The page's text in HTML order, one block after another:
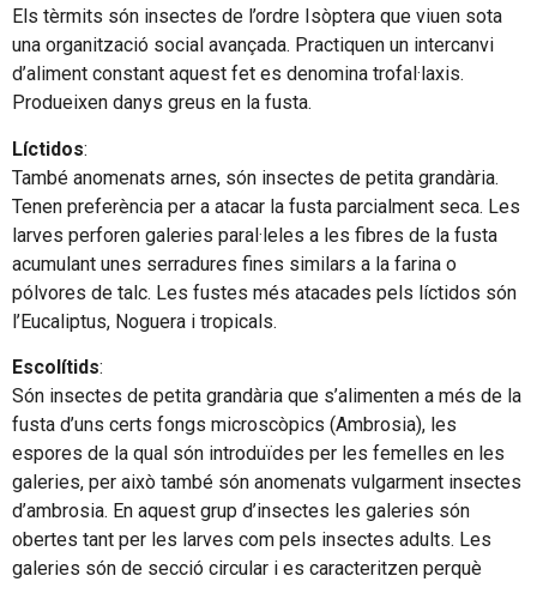
Els tèrmits són insectes de l’ordre Isòptera que viuen sota
una organització social avançada. Practiquen un intercanvi
d’aliment constant aquest fet es denomina trofal·laxis.
Produeixen danys greus en la fusta.
Líctidos:
També anomenats arnes, són insectes de petita grandària.
Tenen preferència per a atacar la fusta parcialment seca. Les
larves perforen galeries paral·leles a les fibres de la fusta
acumulant unes serradures fines similars a la farina o
pólvores de talc. Les fustes més atacades pels líctidos són
l’Eucaliptus, Noguera i tropicals.
Escolítids:
Són insectes de petita grandària que s’alimenten a més de la
fusta d’uns certs fongs microscòpics (Ambrosia), les
espores de la qual són introduïdes per les femelles en les
galeries, per això també són anomenats vulgarment insectes
d’ambrosia. En aquest grup d’insectes les galeries són
obertes tant per les larves com pels insectes adults. Les
galeries són de secció circular i es caracteritzen perquè